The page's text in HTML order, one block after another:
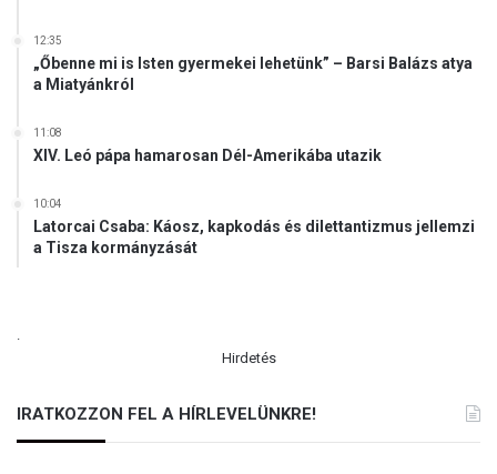
12:35
„Őbenne mi is Isten gyermekei lehetünk” – Barsi Balázs atya
a Miatyánkról
11:08
XIV. Leó pápa hamarosan Dél-Amerikába utazik
10:04
Latorcai Csaba: Káosz, kapkodás és dilettantizmus jellemzi
a Tisza kormányzását
Hirdetés
IRATKOZZON FEL A HÍRLEVELÜNKRE!